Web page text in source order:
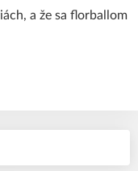
a že sa florballom